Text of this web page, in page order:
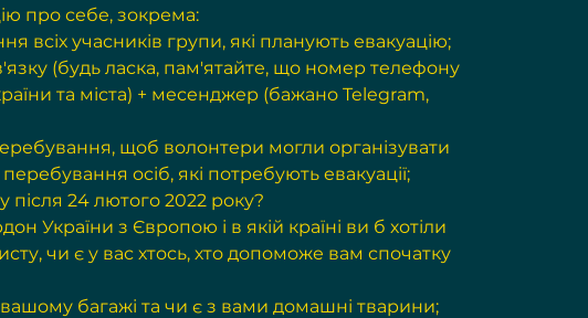
про себе, зокрема:
всіх учасників групи, які планують евакуацію;
(будь ласка, пам'ятайте, що номер телефону
та міста) + месенджер (бажано Telegram,
щоб волонтери могли організувати
осіб, які потребують евакуації;
після 24 лютого 2022 року?
України з Європою і в якій країні ви б хотіли
чи є у вас хтось, хто допоможе вам спочатку
вашому багажі та чи є з вами домашні тварини;